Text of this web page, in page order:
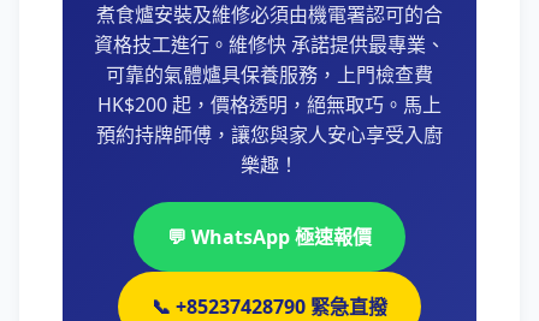
煮食爐安裝及維修必須由機電署認可的合
資格技工進行。維修快 承諾提供最專業、
可靠的氣體爐具保養服務，上門檢查費
HK$200 起，價格透明，絕無取巧。馬上
預約持牌師傅，讓您與家人安心享受入廚
樂趣！
💬 WhatsApp 極速報價
📞 +85237428790 緊急直撥